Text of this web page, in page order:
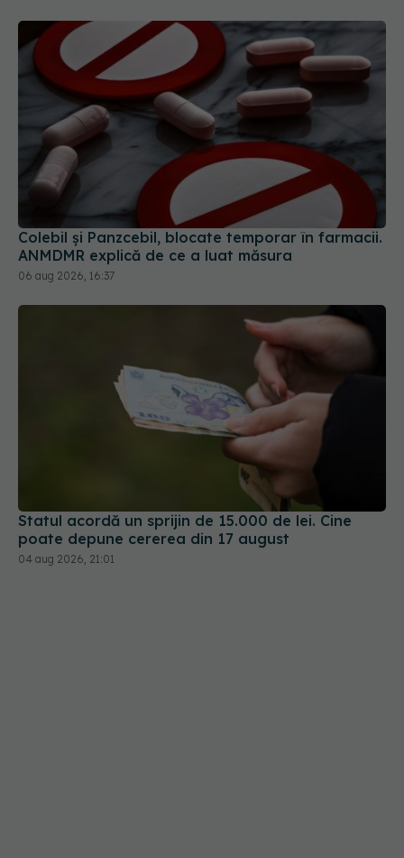
Colebil și Panzcebil, blocate temporar în farmacii.
ANMDMR explică de ce a luat măsura
06 aug 2026, 16:37
Statul acordă un sprijin de 15.000 de lei. Cine
poate depune cererea din 17 august
04 aug 2026, 21:01